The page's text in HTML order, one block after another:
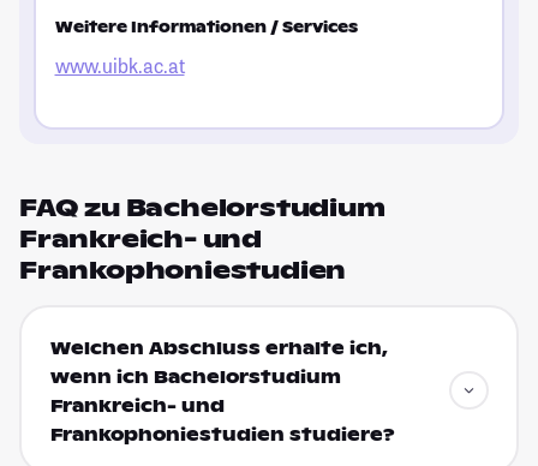
Weitere Informationen / Services
www.uibk.ac.at
FAQ zu Bachelorstudium
Frankreich- und
Frankophoniestudien
Welchen Abschluss erhalte ich,
wenn ich Bachelorstudium
Frankreich- und
Frankophoniestudien studiere?